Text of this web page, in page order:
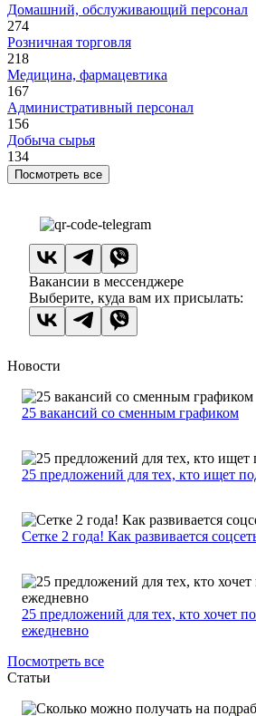
Домашний, обслуживающий персонал
274
Розничная торговля
218
Медицина, фармацевтика
167
Административный персонал
156
Добыча сырья
134
Посмотреть все
Вакансии в мессенджере
Выберите, куда вам их присылать:
Новости
25 вакансий со сменным графиком
25 предложений для тех, кто ищет
Сетке 2 года! Как развивается
25 предложений для тех, кто хочет
ежедневно
Посмотреть все
Статьи